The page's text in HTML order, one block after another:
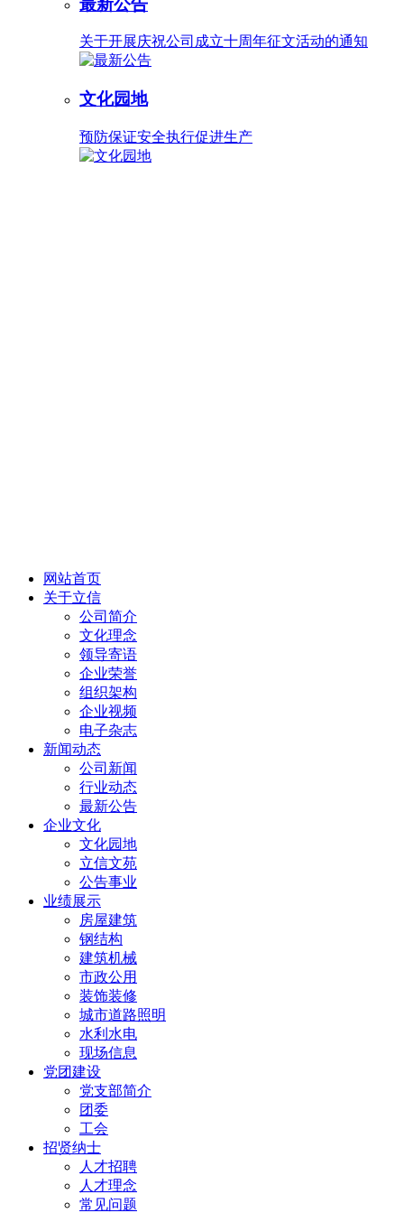
关于开展庆祝公司成立十周年征文活动的通知
文化园地
预防保证安全执行促进生产
网站首页
关于立信
公司简介
文化理念
领导寄语
企业荣誉
组织架构
企业视频
电子杂志
新闻动态
公司新闻
行业动态
最新公告
企业文化
文化园地
立信文苑
公告事业
业绩展示
房屋建筑
钢结构
建筑机械
市政公用
装饰装修
城市道路照明
水利水电
现场信息
党团建设
党支部简介
团委
工会
招贤纳士
人才招聘
人才理念
常见问题